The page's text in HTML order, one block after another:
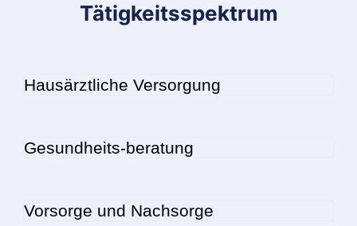
Tätigkeitsspektrum
Hausärztliche Versorgung
Gesundheits-beratung
Vorsorge und Nachsorge